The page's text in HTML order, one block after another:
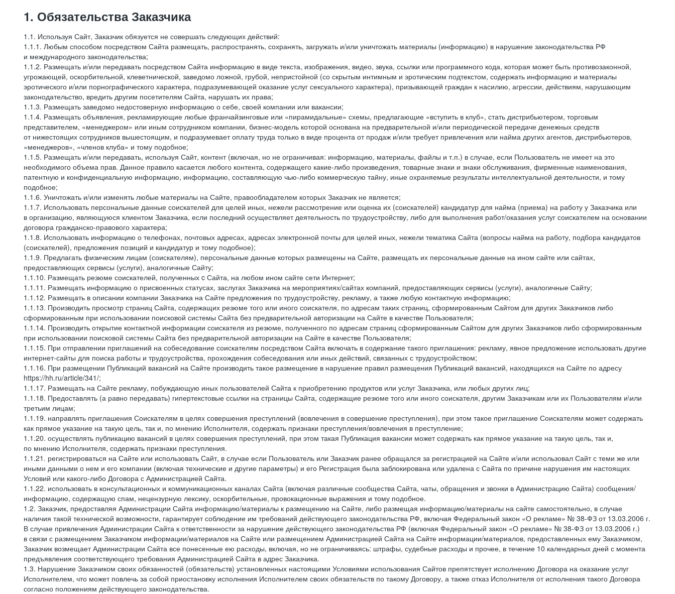
1. Обязательства Заказчика
1.1. Используя Сайт, Заказчик обязуется не совершать следующих действий:
1.1.1. Любым способом посредством Сайта размещать, распространять, сохранять, загружать и/или уничтожать материалы (информацию) в нарушение законодательства РФ
и международного законодательства;
1.1.2. Размещать и/или передавать посредством Сайта информацию в виде текста, изображения, видео, звука, ссылки или программного кода, которая может быть противозаконной,
угрожающей, оскорбительной, клеветнической, заведомо ложной, грубой, непристойной (со скрытым интимным и эротическим подтекстом, содержать информацию и материалы
эротического и/или порнографического характера, подразумевающей оказание услуг сексуального характера), призывающей граждан к насилию, агрессии, действиям, нарушающим
законодательство, вредить другим посетителям Сайта, нарушать их права;
1.1.3. Размещать заведомо недостоверную информацию о себе, своей компании или вакансии;
1.1.4. Размещать объявления, рекламирующие любые франчайзинговые или «пирамидальные» схемы, предлагающие «вступить в клуб», стать дистрибьютером, торговым
представителем, «менеджером» или иным сотрудником компании, бизнес-модель которой основана на предварительной и/или периодической передаче денежных средств
от нижестоящих сотрудников вышестоящим, и подразумевает оплату труда только в виде процента от продаж и/или требует привлечения или найма других агентов, дистрибьютеров,
«менеджеров», «членов клуба» и тому подобное;
1.1.5. Размещать и/или передавать, используя Сайт, контент (включая, но не ограничивая: информацию, материалы, файлы и т.п.) в случае, если Пользователь не имеет на это
необходимого объема прав. Данное правило касается любого контента, содержащего какие-либо произведения, товарные знаки и знаки обслуживания, фирменные наименования,
патентную и конфиденциальную информацию, информацию, составляющую чью-либо коммерческую тайну, иные охраняемые результаты интеллектуальной деятельности, и тому
подобное;
1.1.6. Уничтожать и/или изменять любые материалы на Сайте, правообладателем которых Заказчик не является;
1.1.7. Использовать персональные данные соискателей для целей иных, нежели рассмотрение или оценка их (соискателей) кандидатур для найма (приема) на работу у Заказчика или
в организацию, являющуюся клиентом Заказчика, если последний осуществляет деятельность по трудоустройству, либо для выполнения работ/оказания услуг соискателем на основании
договора гражданско-правового характера;
1.1.8. Использовать информацию о телефонах, почтовых адресах, адресах электронной почты для целей иных, нежели тематика Сайта (вопросы найма на работу, подбора кандидатов
(соискателей), предложения позиций и кандидатур и тому подобное);
1.1.9. Предлагать физическим лицам (соискателям), персональные данные которых размещены на Сайте, размещать их персональные данные на ином сайте или сайтах,
предоставляющих сервисы (услуги), аналогичные Сайту;
1.1.10. Размещать резюме соискателей, полученных c Сайта, на любом ином сайте сети Интернет;
1.1.11. Размещать информацию о присвоенных статусах, заслугах Заказчика на мероприятиях/сайтах компаний, предоставляющих сервисы (услуги), аналогичные Сайту;
1.1.12. Размещать в описании компании Заказчика на Сайте предложения по трудоустройству, рекламу, а также любую контактную информацию;
1.1.13. Производить просмотр страниц Сайта, содержащих резюме того или иного соискателя, по адресам таких страниц, сформированным Сайтом для других Заказчиков либо
сформированным при использовании поисковой системы Сайта без предварительной авторизации на Сайте в качестве Пользователя;
1.1.14. Производить открытие контактной информации соискателя из резюме, полученного по адресам страниц сформированным Сайтом для других Заказчиков либо сформированным
при использовании поисковой системы Сайта без предварительной авторизации на Сайте в качестве Пользователя;
1.1.15. При отправлении приглашений на собеседование соискателям посредством Сайта включать в содержание такого приглашения: рекламу, явное предложение использовать другие
интернет-сайты для поиска работы и трудоустройства, прохождения собеседования или иных действий, связанных с трудоустройством;
1.1.16. При размещении Публикаций вакансий на Сайте производить такое размещение в нарушение правил размещения Публикаций вакансий, находящихся на Сайте по адресу
https://hh.ru/article/341/;
1.1.17. Размещать на Сайте рекламу, побуждающую иных пользователей Сайта к приобретению продуктов или услуг Заказчика, или любых других лиц;
1.1.18. Предоставлять (а равно передавать) гипертекстовые ссылки на страницы Сайта, содержащие резюме того или иного соискателя, другим Заказчикам или их Пользователям и\или
третьим лицам;
1.1.19. направлять приглашения Соискателям в целях совершения преступлений (вовлечения в совершение преступления), при этом такое приглашение Соискателям может содержать
как прямое указание на такую цель, так и, по мнению Исполнителя, содержать признаки преступления/вовлечения в преступление;
1.1.20. осуществлять публикацию вакансий в целях совершения преступлений, при этом такая Публикация вакансии может содержать как прямое указание на такую цель, так и,
по мнению Исполнителя, содержать признаки преступления.
1.1.21. регистрироваться на Сайте или использовать Сайт, в случае если Пользователь или Заказчик ранее обращался за регистрацией на Сайте и/или использовал Сайт с теми же или
иными данными о нем и его компании (включая технические и другие параметры) и его Регистрация была заблокирована или удалена с Сайта по причине нарушения им настоящих
Условий или какого-либо Договора с Администрацией Сайта.
1.1.22. использовать в консультационных и коммуникационных каналах Сайта (включая различные сообщества Сайта, чаты, обращения и звонки в Администрацию Сайта) сообщения/
информацию, содержащую спам, нецензурную лексику, оскорбительные, провокационные выражения и тому подобное.
1.2. Заказчик, предоставляя Администрации Сайта информацию/материалы к размещению на Сайте, либо размещая информацию/материалы на сайте самостоятельно, в случае
наличия такой технической возможности, гарантирует соблюдение им требований действующего законодательства РФ, включая Федеральный закон «О рекламе» № 38-ФЗ от 13.03.2006 г.
В случае привлечения Администрации Сайта к ответственности за нарушение действующего законодательства РФ (включая Федеральный закон «О рекламе» № 38-ФЗ от 13.03.2006 г.)
в связи с размещением Заказчиком информации/материалов на Сайте или размещением Администрацией Сайта на Сайте информации/материалов, предоставленных ему Заказчиком,
Заказчик возмещает Администрации Сайта все понесенные ею расходы, включая, но не ограничиваясь: штрафы, судебные расходы и прочее, в течение 10 календарных дней с момента
предъявления соответствующего требования Администрацией Сайта в адрес Заказчика.
1.3. Нарушение Заказчиком своих обязанностей (обязательств) установленных настоящими Условиями использования Сайтов препятствует исполнению Договора на оказание услуг
Исполнителем, что может повлечь за собой приостановку исполнения Исполнителем своих обязательств по такому Договору, а также отказ Исполнителя от исполнения такого Договора
согласно положениям действующего законодательства.